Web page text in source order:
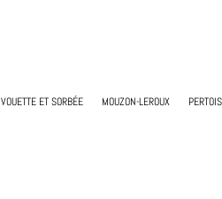
VOUETTE ET SORBÉE MOUZON-LEROUX